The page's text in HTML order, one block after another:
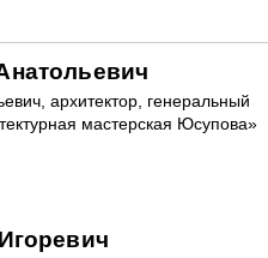
архитектор, генеральный
мастерская Юсупова»